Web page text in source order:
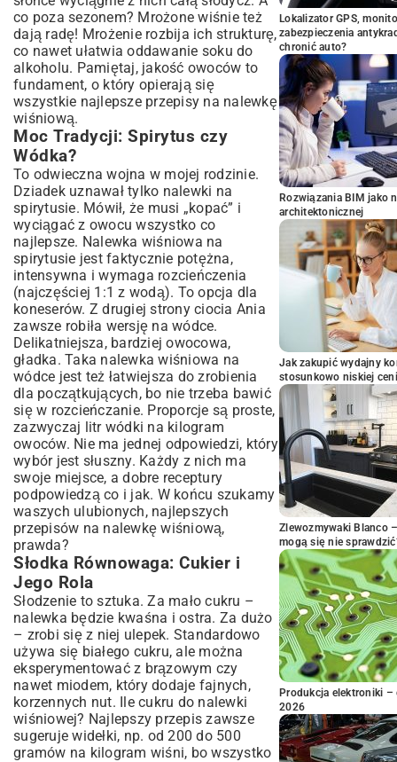
co poza sezonem? Mrożone wiśnie też
dają radę! Mrożenie rozbija ich strukturę,
co nawet ułatwia oddawanie soku do
alkoholu. Pamiętaj, jakość owoców to
fundament, o który opierają się
wszystkie najlepsze przepisy na nalewkę
wiśniową.
Moc Tradycji: Spirytus czy
Wódka?
To odwieczna wojna w mojej rodzinie.
Dziadek uznawał tylko nalewki na
spirytusie. Mówił, że musi „kopać” i
wyciągać z owocu wszystko co
najlepsze. Nalewka wiśniowa na
spirytusie jest faktycznie potężna,
intensywna i wymaga rozcieńczenia
(najczęściej 1:1 z wodą). To opcja dla
koneserów. Z drugiej strony ciocia Ania
zawsze robiła wersję na wódce.
Delikatniejsza, bardziej owocowa,
gładka. Taka nalewka wiśniowa na
wódce jest też łatwiejsza do zrobienia
dla początkujących, bo nie trzeba bawić
się w rozcieńczanie. Proporcje są proste,
zazwyczaj litr wódki na kilogram
owoców. Nie ma jednej odpowiedzi, który
wybór jest słuszny. Każdy z nich ma
swoje miejsce, a dobre receptury
podpowiedzą co i jak. W końcu szukamy
waszych ulubionych, najlepszych
przepisów na nalewkę wiśniową,
prawda?
Słodka Równowaga: Cukier i
Jego Rola
Słodzenie to sztuka. Za mało cukru –
nalewka będzie kwaśna i ostra. Za dużo
– zrobi się z niej ulepek. Standardowo
używa się białego cukru, ale można
eksperymentować z brązowym czy
nawet miodem, który dodaje fajnych,
korzennych nut. Ile cukru do nalewki
wiśniowej? Najlepszy przepis zawsze
sugeruje widełki, np. od 200 do 500
gramów na kilogram wiśni, bo wszystko
Lokalizator GPS,
zabezpieczenia
chronić auto?
Rozwiązania BIM jako
architektonicznej
Jak zakupić wydajny
stosunkowo niskiej
Zlewozmywaki Blanco
mogą się nie
Produkcja elektroniki –
2026